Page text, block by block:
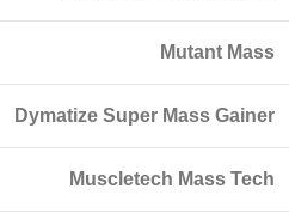
Mutant Mass
Dymatize Super Mass Gainer
Muscletech Mass Tech